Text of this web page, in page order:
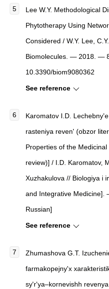
Lee W.Y. Methodological
Phytotherapy Using
Considered / W.Y. Lee,
Biomolecules . — 2018. —
10.3390/biom9080362
See reference
Karomatov I.D.
rasteniya reven' (obzor
Properties of the
review)] / I.D. Karomatov,
Xuzhakulova // Biologiya i
and Integrative Medicine]
Russian]
See reference
Zhumashova G.T.
farmakopejny'x
sy'r'ya–kornevishh